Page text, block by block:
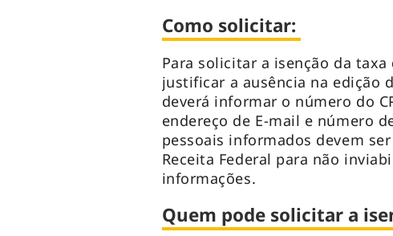
Como solicitar:
Para solicitar a isenção da
justificar a ausência na edição
deverá informar o número do
endereço de E-mail e número
pessoais informados devem
Receita Federal para não
informações.
Quem pode solicitar a